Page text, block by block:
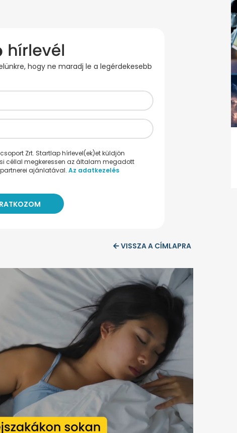
hogy ne maradj le a legérdekesebb
Zrt. Startlap hírlevel(ek)et küldjön
céllal megkeressen az általam megadott
ajánlatával. Az adatkezelés
VISSZA A CÍMLAPRA